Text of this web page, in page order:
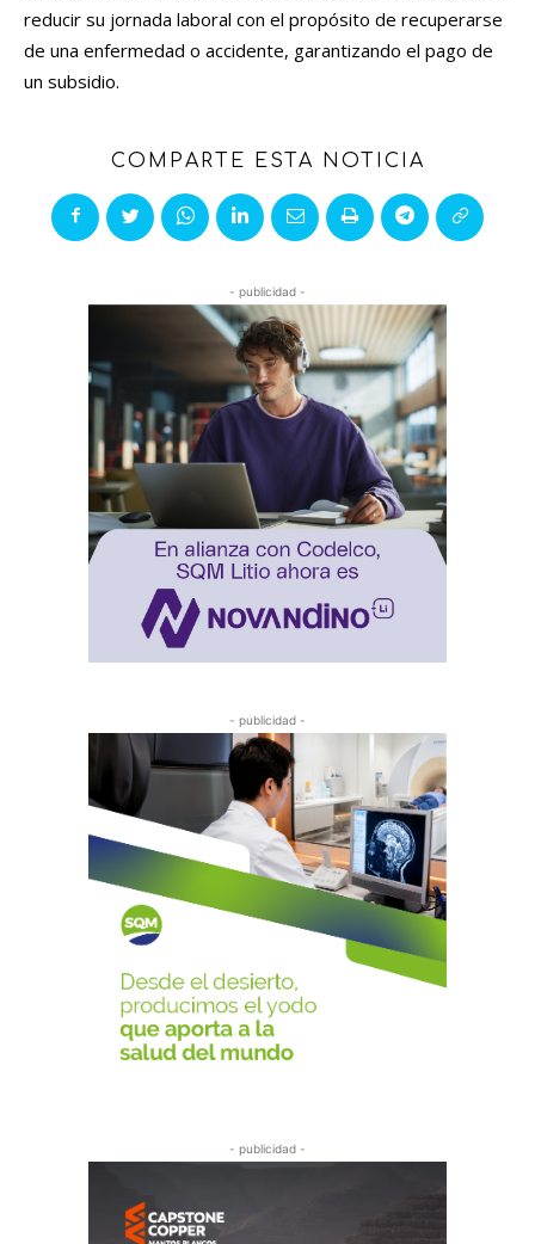
reducir su jornada laboral con el propósito de recuperarse
de una enfermedad o accidente, garantizando el pago de
un subsidio.
COMPARTE ESTA NOTICIA
- publicidad -
- publicidad -
- publicidad -